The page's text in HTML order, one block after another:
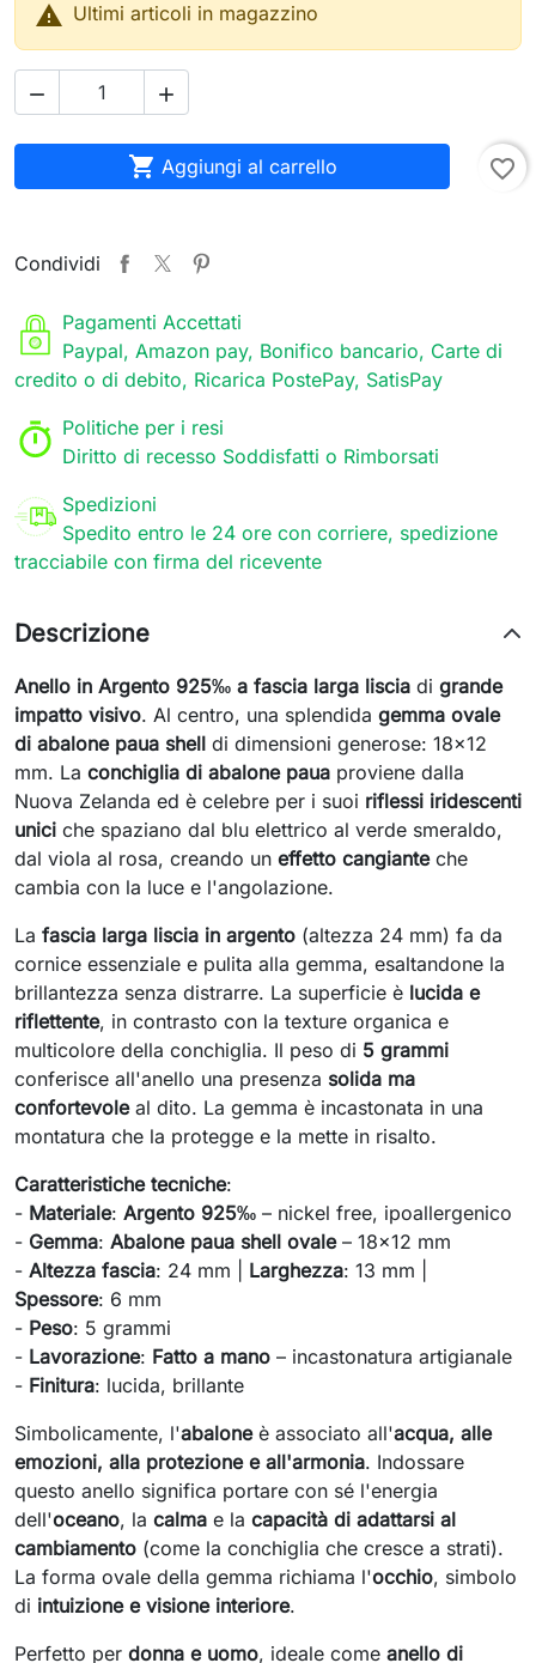
 Ultimi articoli in magazzino
 
 Aggiungi al carrello favorite_border
Condividi
Pagamenti Accettati
Paypal, Amazon pay, Bonifico bancario, Carte di
credito o di debito, Ricarica PostePay, SatisPay
Politiche per i resi
Diritto di recesso Soddisfatti o Rimborsati
Spedizioni
Spedito entro le 24 ore con corriere, spedizione
tracciabile con firma del ricevente
Descrizione
Anello in Argento 925‰ a fascia larga liscia di grande
impatto visivo. Al centro, una splendida gemma ovale
di abalone paua shell di dimensioni generose: 18x12
mm. La conchiglia di abalone paua proviene dalla
Nuova Zelanda ed è celebre per i suoi riflessi iridescenti
unici che spaziano dal blu elettrico al verde smeraldo,
dal viola al rosa, creando un effetto cangianteche
cambia con la luce e l'angolazione.
La fascia larga liscia in argento (altezza 24 mm) fa da
cornice essenziale e pulita alla gemma, esaltandone la
brillantezza senza distrarre. La superficie è lucida e
riflettente, in contrasto con la texture organica e
multicolore della conchiglia. Il peso di 5 grammi
conferisce all'anello una presenza solida ma
confortevoleal dito. La gemma è incastonata in una
montatura che la protegge e la mette in risalto.
Caratteristiche tecniche:
- Materiale: Argento 925‰ – nickel free, ipoallergenico
- Gemma: Abalone paua shell ovale– 18x12 mm
- Altezza fascia: 24 mm | Larghezza: 13 mm |
Spessore: 6 mm
- Peso: 5 grammi
- Lavorazione: Fatto a mano – incastonatura artigianale
- Finitura: lucida, brillante
Simbolicamente, l'abaloneè associato all'acqua, alle
emozioni, alla protezione e all'armonia. Indossare
questo anello significa portare con sé l'energia
dell'oceano, la calma e la capacità di adattarsi al
cambiamento (come la conchiglia che cresce a strati).
La forma ovale della gemma richiama l'occhio, simbolo
di intuizione e visione interiore.
Perfetto per donna e uomo, ideale come anello di